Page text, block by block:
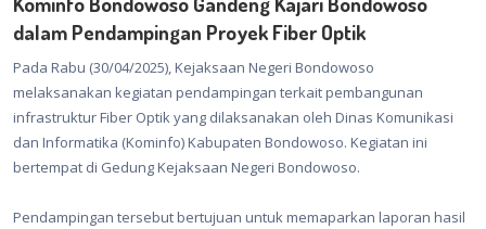
dalam Pendampingan Proyek Fiber Optik
Pada Rabu (30/04/2025), Kejaksaan Negeri Bondowoso
melaksanakan kegiatan pendampingan terkait pembangunan
infrastruktur Fiber Optik yang dilaksanakan oleh Dinas Komunikasi
dan Informatika (Kominfo) Kabupaten Bondowoso. Kegiatan ini
bertempat di Gedung Kejaksaan Negeri Bondowoso.
Pendampingan tersebut bertujuan untuk memaparkan laporan hasil